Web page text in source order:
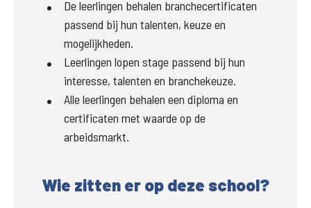
De leerlingen behalen branchecertificaten
passend bij hun talenten, keuze en
mogelijkheden.
Leerlingen lopen stage passend bij hun
interesse, talenten en branchekeuze.
Alle leerlingen behalen een diploma en
certificaten met waarde op de
arbeidsmarkt.
Wie zitten er op deze school?